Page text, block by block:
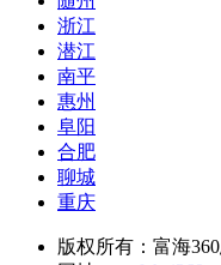
浙江
潜江
南平
惠州
阜阳
合肥
聊城
重庆
版权所有：富海